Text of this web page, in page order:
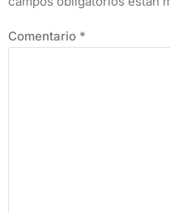
Comentario *